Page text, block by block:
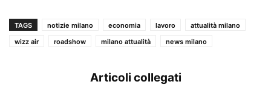
TAGS notizie milano economia lavoro
attualità milano
wizz air
roadshow milano attualità news milano
Articoli collegati